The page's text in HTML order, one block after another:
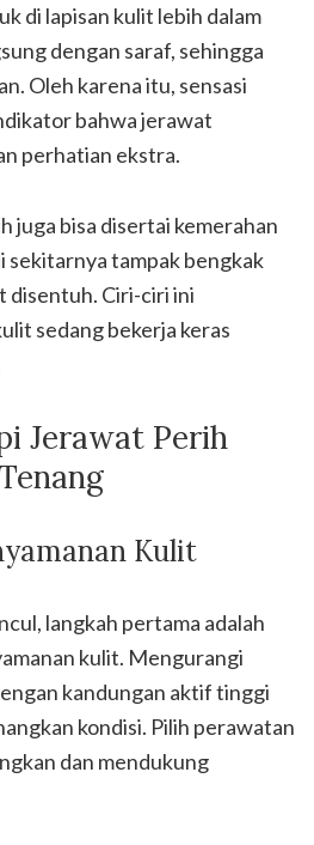
di lapisan kulit lebih dalam
dengan saraf, sehingga
Oleh karena itu, sensasi
bahwa jerawat
perhatian ekstra.
juga bisa disertai kemerahan
sekitarnya tampak bengkak
disentuh. Ciri-ciri ini
sedang bekerja keras
Jerawat Perih
Kulit
langkah pertama adalah
kulit. Mengurangi
kandungan aktif tinggi
kondisi. Pilih perawatan
dan mendukung